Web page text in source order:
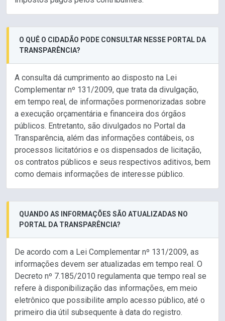
O QUÊ O CIDADÃO PODE CONSULTAR NESSE PORTAL DA
TRANSPARÊNCIA?
A consulta dá cumprimento ao disposto na Lei
Complementar nº 131/2009, que trata da divulgação,
em tempo real, de informações pormenorizadas sobre
a execução orçamentária e financeira dos órgãos
públicos. Entretanto, são divulgados no Portal da
Transparência, além das informações contábeis, os
processos licitatórios e os dispensados de licitação,
os contratos públicos e seus respectivos aditivos, bem
como demais informações de interesse público.
QUANDO AS INFORMAÇÕES SÃO ATUALIZADAS NO
PORTAL DA TRANSPARÊNCIA?
De acordo com a Lei Complementar nº 131/2009, as
informações devem ser atualizadas em tempo real. O
Decreto nº 7.185/2010 regulamenta que tempo real se
refere à disponibilização das informações, em meio
eletrônico que possibilite amplo acesso público, até o
primeiro dia útil subsequente à data do registro.